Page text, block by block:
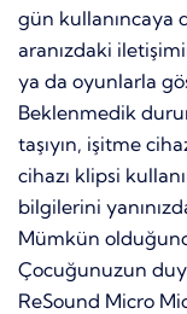
gün kullanıncaya
aranızdaki
ya da oyunlarla
Beklenmedik
taşıyın, işitme
cihazı klipsi
bilgilerini
Mümkün
Çocuğunuzun
ReSound Micro